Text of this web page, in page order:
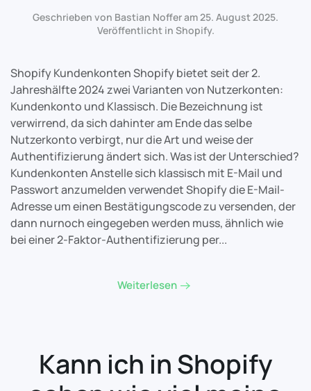
Geschrieben von Bastian Noffer am25. August 2025.
Veröffentlicht in Shopify.
Shopify Kundenkonten Shopify bietet seit der 2.
Jahreshälfte 2024 zwei Varianten von Nutzerkonten:
Kundenkonto und Klassisch. Die Bezeichnung ist
verwirrend, da sich dahinter am Ende das selbe
Nutzerkonto verbirgt, nur die Art und weise der
Authentifizierung ändert sich. Was ist der Unterschied?
Kundenkonten Anstelle sich klassisch mit E-Mail und
Passwort anzumelden verwendet Shopify die E-Mail-
Adresse um einen Bestätigungscode zu versenden, der
dann nurnoch eingegeben werden muss, ähnlich wie
bei einer 2-Faktor-Authentifizierung per...
Weiterlesen
Kann ich in Shopify